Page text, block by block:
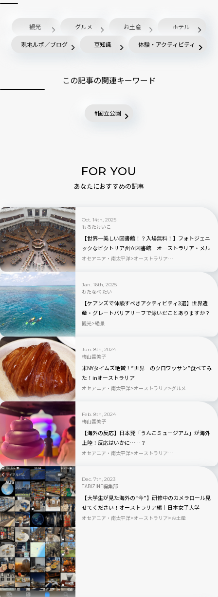
観光 グルメ お土産 ホテル
現地ルポ／ブログ 豆知識 体験・アクティビティ
この記事の関連キーワード
国立公園
FOR YOU
あなたにおすすめの記事
Oct. 14th, 2025
もろたけいこ
【世界一美しい図書館！？入場無料！】フォトジェニ
ックなビクトリア州立図書館｜オーストラリア・メル
ボルン
オセアニア・南太平洋 オーストラリア
Jan. 16th, 2025
わたなべ たい
【ケアンズで体験すべきアクティビティ3選】世界遺
産・グレートバリアリーフで泳いだことありますか？
観光 絶景
Jun. 8th, 2024
梅山富美子
米NYタイムズ絶賛！”世界一のクロワッサン”食べてみ
た！inオーストラリア
オセアニア・南太平洋 オーストラリア グルメ
Feb. 8th, 2024
梅山富美子
【海外の反応】日本発「うんこミュージアム」が海外
上陸！反応はいかに……？
オセアニア・南太平洋 オーストラリア
Dec. 7th, 2023
TABIZINE編集部
【大学生が見た海外の“今”】研修中のカメラロール見
せてください！オーストラリア編｜日本女子大学
×TABIZINE10周年
オセアニア・南太平洋 オーストラリア お土産